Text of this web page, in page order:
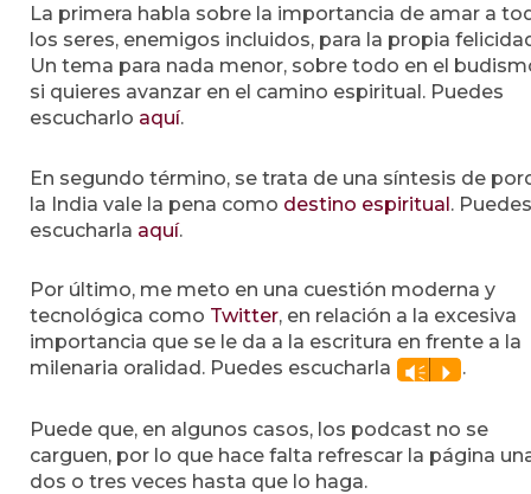
La primera habla sobre la importancia de amar a
los seres, enemigos incluidos, para la propia
Un tema para nada menor, sobre todo en el
si quieres avanzar en el camino espiritual. Puedes
escucharlo aquí.
En segundo término, se trata de una síntesis de
la India vale la pena como destino espiritual. Puedes
escucharla aquí.
Por último, me meto en una cuestión moderna y
tecnológica como Twitter, en relación a la excesiva
importancia que se le da a la escritura en frente a la
milenaria oralidad. Puedes escucharla
Vm P .
Puede que, en algunos casos, los podcast no se
carguen, por lo que hace falta refrescar la página
dos o tres veces hasta que lo haga.